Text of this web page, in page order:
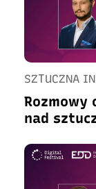
SZTUCZNA
Rozmowy
nad